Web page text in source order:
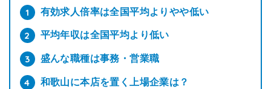
有効求人倍率は全国平均よりやや低い
平均年収は全国平均より低い
盛んな職種は事務・営業職
和歌山に本店を置く上場企業は？